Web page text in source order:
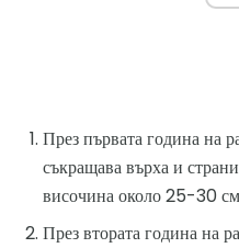
През първата година на
съкращава върха и
височина около 25-30 см
През втората година на